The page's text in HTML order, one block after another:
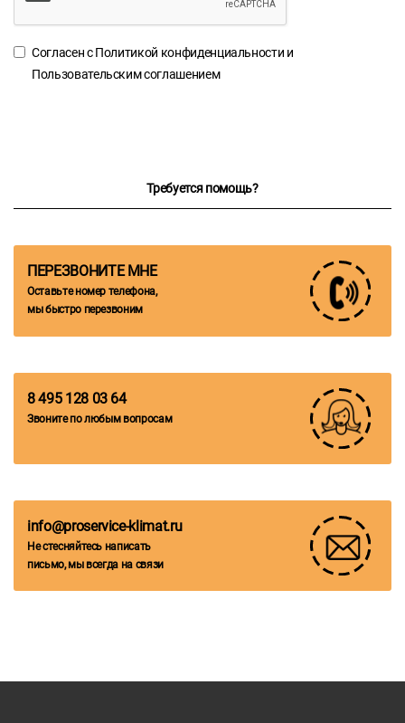
Согласен сПолитикой конфиденциальности и
Пользовательским соглашением
Требуется помощь?
ПЕРЕЗВОНИТЕ МНЕ
Оставьте номер телефона,
мы быстро перезвоним
8 495 128 03 64
Звоните по любым вопросам
info@proservice-klimat.ru
Не стесняйтесь написать
письмо, мы всегда на связи